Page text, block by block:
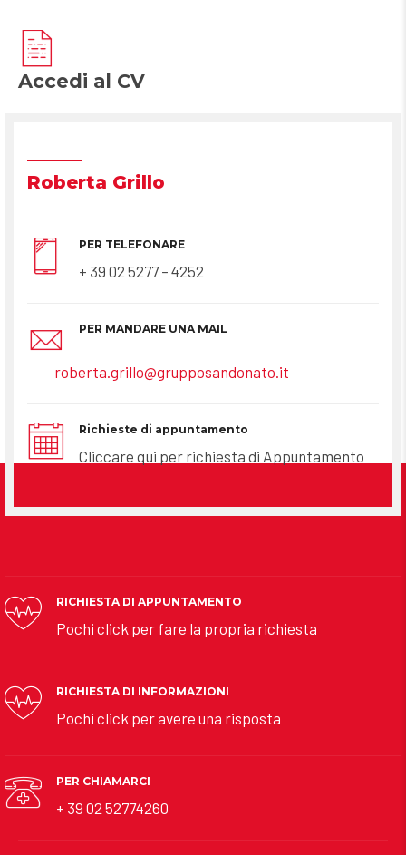
Accedi al CV
Roberta Grillo
PER TELEFONARE
+ 39 02 5277 – 4252
PER MANDARE UNA MAIL
roberta.grillo@grupposandonato.it
Richieste di appuntamento
Cliccare qui per richiesta di Appuntamento
RICHIESTA DI APPUNTAMENTO
Pochi click per fare la propria richiesta
RICHIESTA DI INFORMAZIONI
Pochi click per avere una risposta
PER CHIAMARCI
+ 39 02 52774260